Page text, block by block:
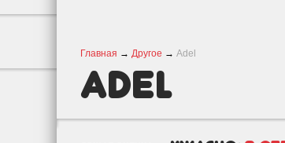
Главная → Другое → Adel
Adel